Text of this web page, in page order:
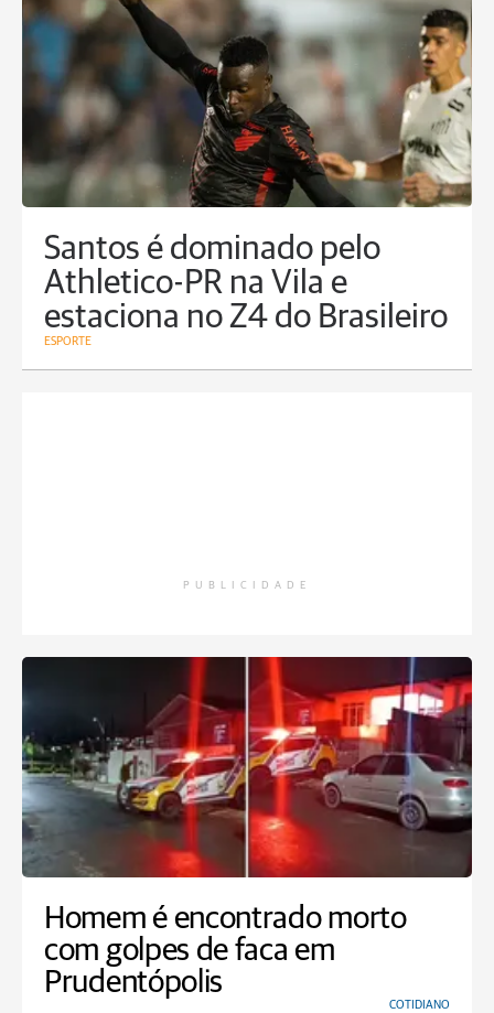
Santos é dominado pelo
Athletico-PR na Vila e
estaciona no Z4 do Brasileiro
ESPORTE
PUBLICIDADE
Homem é encontrado morto
com golpes de faca em
Prudentópolis
COTIDIANO